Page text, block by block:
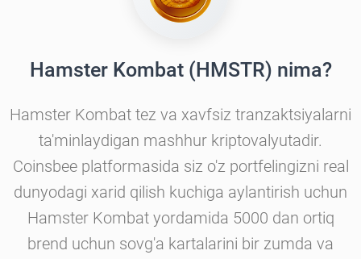
Hamster Kombat (HMSTR) nima?
Hamster Kombat tez va xavfsiz tranzaktsiyalarni
ta'minlaydigan mashhur kriptovalyutadir.
Coinsbee platformasida siz o'z portfelingizni real
dunyodagi xarid qilish kuchiga aylantirish uchun
Hamster Kombat yordamida 5000 dan ortiq
brend uchun sovg'a kartalarini bir zumda va